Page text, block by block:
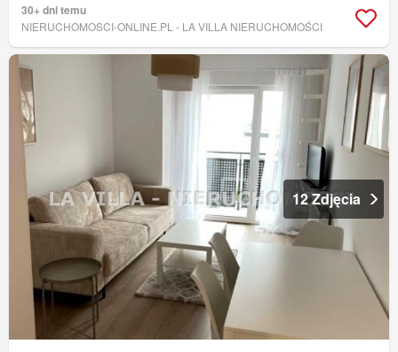
30+ dni temu
NIERUCHOMOSCI-ONLINE.PL - LA VILLA NIERUCHOMOŚCI
12 Zdjęcia